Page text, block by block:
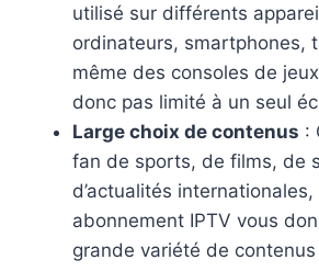
utilisé sur différents
ordinateurs, smartphones,
même des consoles de
donc pas limité à un seul
Large choix de contenus :
fan de sports, de films, de
d’actualités internationales,
abonnement IPTV vous
grande variété de